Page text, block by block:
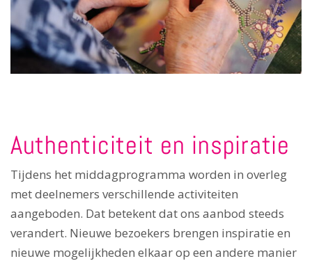
Authenticiteit en inspiratie
Tijdens het middagprogramma worden in overleg
met deelnemers verschillende activiteiten
aangeboden. Dat betekent dat ons aanbod steeds
verandert. Nieuwe bezoekers brengen inspiratie en
nieuwe mogelijkheden elkaar op een andere manier